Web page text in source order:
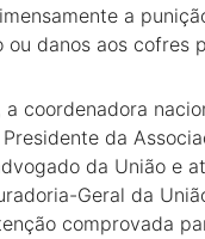
a
danos aos cofres
coordenadora
da
da União e
Geral da
comprovada